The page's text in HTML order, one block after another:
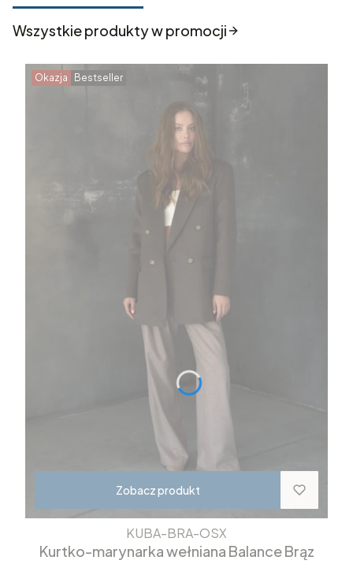
Wszystkie produkty w promocji
Okazja Bestseller
Zobacz produkt
KUBA-BRA-OSX
Kurtko-marynarka wełniana Balance Brąz